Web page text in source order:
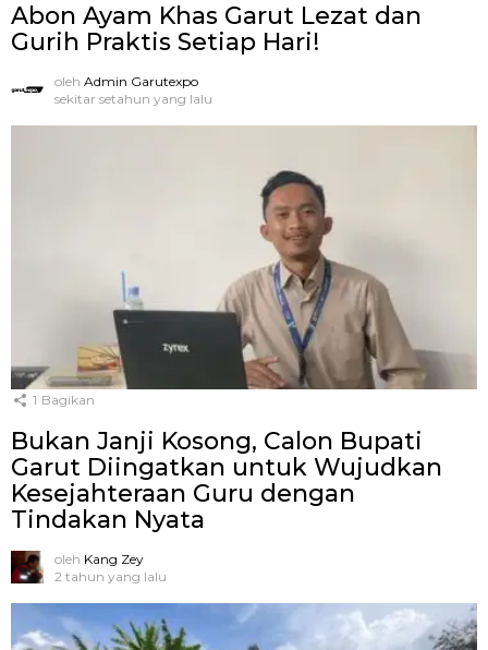
Abon Ayam Khas Garut Lezat dan
Gurih Praktis Setiap Hari!
oleh Admin Garutexpo
sekitar setahun yang lalu
1 Bagikan
Bukan Janji Kosong, Calon Bupati
Garut Diingatkan untuk Wujudkan
Kesejahteraan Guru dengan
Tindakan Nyata
oleh Kang Zey
2 tahun yang lalu